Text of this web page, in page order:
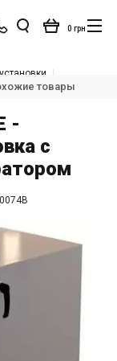
0 грн
теплатовары
-
с